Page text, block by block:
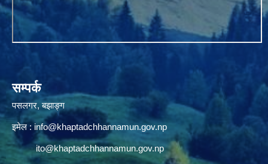
सम्पर्क
पसलगर, बझाङ्ग
इमेल : info@khaptadchhannamun.gov.np
ito@khaptadchhannamun.gov.np